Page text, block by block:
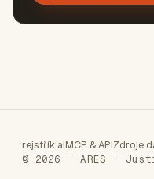
rejstřík.aiMCP & APIZdroje
© 2026 · ARES ·